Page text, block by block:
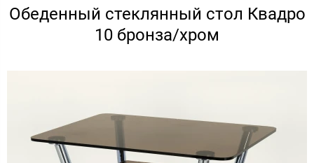
Обеденный стеклянный стол Квадро
10 бронза/хром